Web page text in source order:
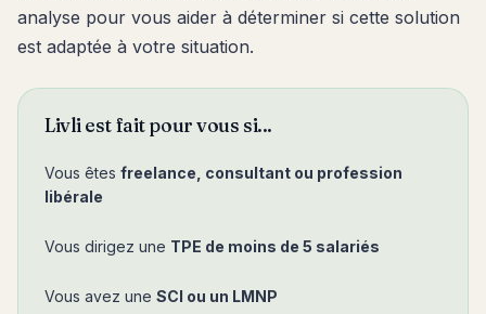
analyse pour vous aider à déterminer si cette solution
est adaptée à votre situation.
Livli est fait pour vous si...
Vous êtes freelance, consultant ou profession
libérale
Vous dirigez une TPE de moins de 5 salariés
Vous avez une SCI ou un LMNP